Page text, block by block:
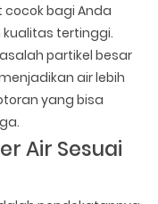
cocok bagi Anda
tertinggi.
partikel besar
air lebih
yang bisa
Air Sesuai